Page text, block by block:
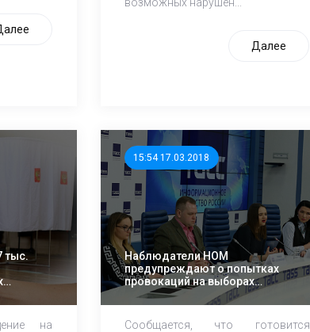
Далее
тыс.
на
15:54 17.03.2018
Наблюдатели НОМ
предупреждают о попытках
провокаций на выборах
президента РФ
Сообщается, что готовится